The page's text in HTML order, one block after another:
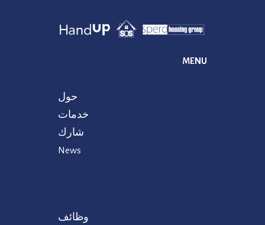
MENU
حول
خدمات
شارك
News
وظائف